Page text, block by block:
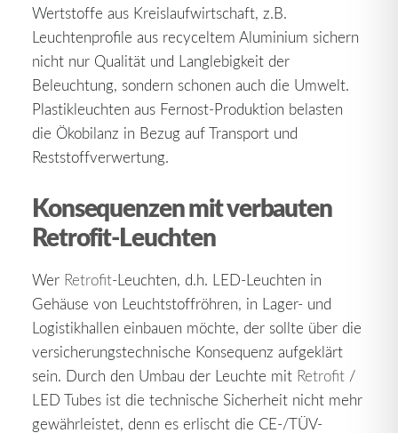
Wertstoffe aus Kreislaufwirtschaft, z.B.
Leuchtenprofile aus recyceltem Aluminium sichern
nicht nur Qualität und Langlebigkeit der
Beleuchtung, sondern schonen auch die Umwelt.
Plastikleuchten aus Fernost-Produktion belasten
die Ökobilanz in Bezug auf Transport und
Reststoffverwertung.
Konsequenzen mit verbauten
Retrofit-Leuchten
Wer Retrofit-Leuchten, d.h. LED-Leuchten in
Gehäuse von Leuchtstoffröhren, in Lager- und
Logistikhallen einbauen möchte, der sollte über die
versicherungstechnische Konsequenz aufgeklärt
sein. Durch den Umbau der Leuchte mit Retrofit /
LED Tubes ist die technische Sicherheit nicht mehr
gewährleistet, denn es erlischt die CE-/TÜV-